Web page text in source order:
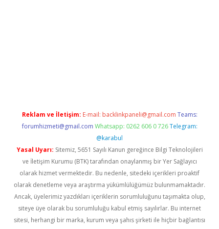
Reklam ve İletişim: E-mail: backlinkpaneli@gmail.com Teams:
forumhizmeti@gmail.com Whatsapp: 0262 606 0 726 Telegram:
@karabul
Yasal Uyarı: Sitemiz, 5651 Sayılı Kanun gereğince Bilgi Teknolojileri
ve İletişim Kurumu (BTK) tarafından onaylanmış bir Yer Sağlayıcı
olarak hizmet vermektedir. Bu nedenle, sitedeki içerikleri proaktif
olarak denetleme veya araştırma yükümlülüğümüz bulunmamaktadır.
Ancak, üyelerimiz yazdıkları içeriklerin sorumluluğunu taşımakta olup,
siteye üye olarak bu sorumluluğu kabul etmiş sayılırlar. Bu internet
sitesi, herhangi bir marka, kurum veya şahıs şirketi ile hiçbir bağlantısı